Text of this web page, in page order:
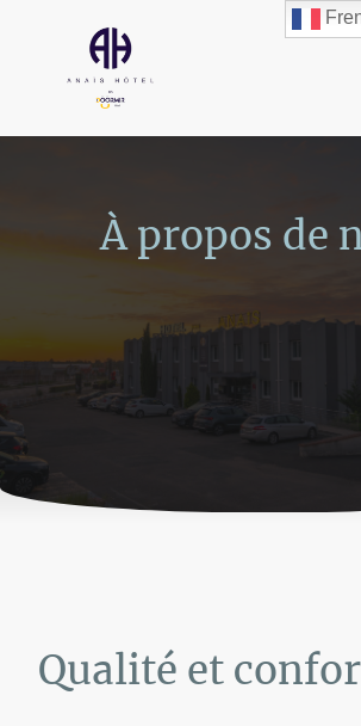
À propos de
Qualité et